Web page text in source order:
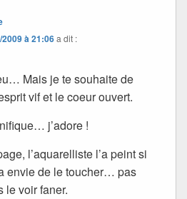
2009 à 21:06a dit :
Mais je te souhaite de
vif et le coeur ouvert.
j’adore !
l’aquarelliste l’a peint si
envie de le toucher… pas
le voir faner.